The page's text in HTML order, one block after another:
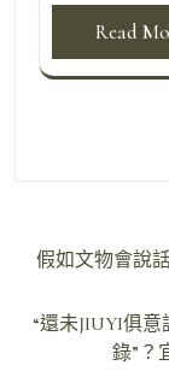
Read
文
導
假如文物會說
“還未JIUYI俱
錄”？